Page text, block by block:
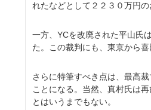
れたなどとして２２３０万円
一方、YCを改廃された平山氏
た。この裁判にも、東京から喜
さらに特筆すべき点は、最高
ことになる。当然、真村氏は
とはいうまでもない。